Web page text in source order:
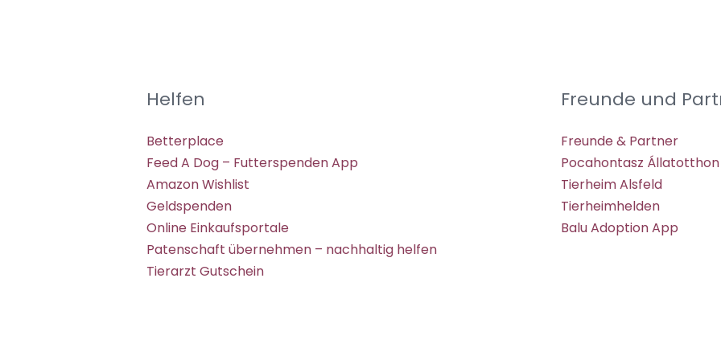
Helfen
Betterplace
Feed A Dog – Futterspenden App
Amazon Wishlist
Geldspenden
Online Einkaufsportale
Patenschaft übernehmen – nachhaltig helfen
Tierarzt Gutschein
Freunde und
Freunde & Partner
Pocahontasz Állatotthon
Tierheim Alsfeld
Tierheimhelden
Balu Adoption App